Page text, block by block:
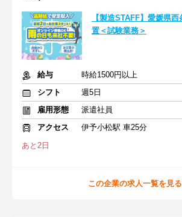
【製造STAFF】愛媛県
置＜試験業務＞
給与
時給1500円以上
シフト
週5日
雇用形態
派遣社員
アクセス
伊予小松駅 車25分
あと2日
この企業の求人一覧を見る